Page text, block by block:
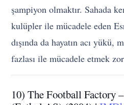
şampiyon olmaktır. Sahada
kulüpler ile mücadele eden
dışında da hayatın acı yükü,
fazlası ile mücadele etmek
10) The Football Factory